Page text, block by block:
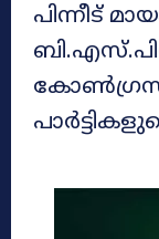
പിന്നീട്